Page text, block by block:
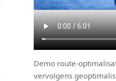
Demo route-
vervolgens